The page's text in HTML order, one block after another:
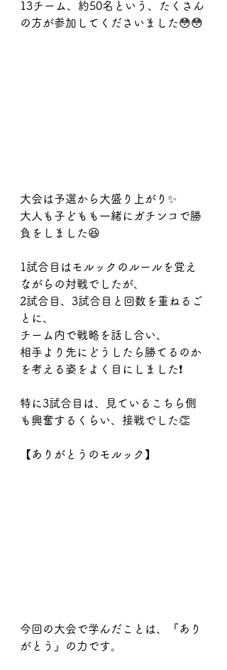
13チーム、約50名という、たくさん
の方が参加してくださいました😳😳
大会は予選から大盛り上がり✨
大人も子どもも一緒にガチンコで勝
負をしました😆
1試合目はモルックのルールを覚え
ながらの対戦でしたが、
2試合目、3試合目と回数を重ねるご
とに、
チーム内で戦略を話し合い、
相手より先にどうしたら勝てるのか
を考える姿をよく目にしました❗️
特に3試合目は、見ているこちら側
も興奮するくらい、接戦でした👏
【ありがとうのモルック】
今回の大会で学んだことは、『あり
がとう』の力です。